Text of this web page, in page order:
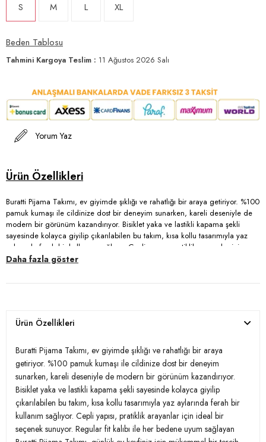
S M L XL
Beden Tablosu
Tahmini Kargoya Teslim : 11 Ağustos 2026 Salı
Yorum Yaz
Buratti Pijama Takımı, ev giyimde şıklığı ve rahatlığı bir araya getiriyor. %100
pamuk kumaşı ile cildinize dost bir deneyim sunarken, kareli deseniyle de
modern bir görünüm kazandırıyor. Bisiklet yaka ve lastikli kapama şekli
sayesinde kolayca giyilip çıkarılabilen bu takım, kısa kollu tasarımıyla yaz
aylarında ferah bir kullanım sağlıyor. Cepli yapısı, pratiklik arayanlar için
ideal bir seçenek sunuyor. Regular fit kalıbı ile her bedene uyum sağlayan
Unutmayın, evde stil sahibi olmak artık çok kolay!
Desen:Kareli
Materyal:% 100 Pamuk
Yaka Tipi:Bisiklet Yaka
Kapama Şekli:Lastikli
Daha fazla göster
Ürün Özellikleri
Buratti Pijama Takımı, ev giyimde şıklığı ve rahatlığı bir araya
getiriyor. %100 pamuk kumaşı ile cildinize dost bir deneyim
sunarken, kareli deseniyle de modern bir görünüm kazandırıyor.
Bisiklet yaka ve lastikli kapama şekli sayesinde kolayca giyilip
çıkarılabilen bu takım, kısa kollu tasarımıyla yaz aylarında ferah bir
kullanım sağlıyor. Cepli yapısı, pratiklik arayanlar için ideal bir
seçenek sunuyor. Regular fit kalıbı ile her bedene uyum sağlayan